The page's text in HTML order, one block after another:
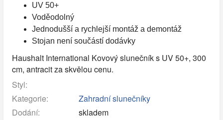
UV 50+
Voděodolný
Jednodušší a rychlejší montáž a demontáž
Stojan není součástí dodávky
Haushalt International Kovový slunečník s UV 50+, 300
cm, antracit za skvělou cenu.
Styl:
Kategorie:
Zahradní slunečníky
Dodání:
skladem